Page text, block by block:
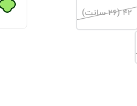
۴۲ (۲۶ سانت)